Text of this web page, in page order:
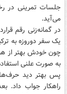
می‌آید.
یک سفر دوروزه به
چون خودش بهتر از
به صورت علنی استفاده کند و 4میلیارد
پس بهتر دید
راهکار جواب داد.